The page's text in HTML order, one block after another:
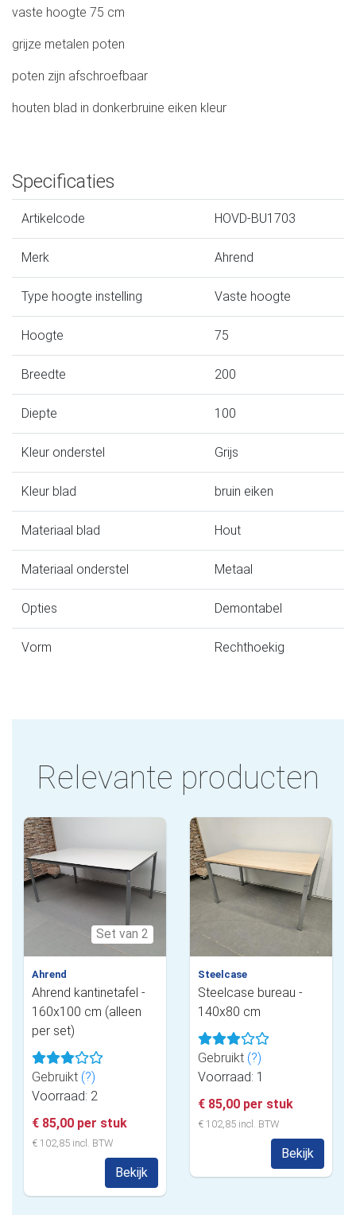
vaste hoogte 75 cm
grijze metalen poten
poten zijn afschroefbaar
houten blad in donkerbruine eiken kleur
Specificaties
Artikelcode HOVD-BU1703
Merk Ahrend
Type hoogte instelling Vaste hoogte
Hoogte 75
Breedte 200
Diepte 100
Kleur onderstel Grijs
Kleur blad bruin eiken
Materiaal blad Hout
Materiaal onderstel Metaal
Opties Demontabel
Vorm Rechthoekig
Relevante producten
Set van 2
Ahrend
Ahrend kantinetafel -
160x100 cm (alleen
per set)
Gebruikt (?)
Voorraad: 2
€ 85,00 per stuk
€ 102,85 incl. BTW
Bekijk
Steelcase
Steelcase bureau -
140x80 cm
Gebruikt (?)
Voorraad: 1
€ 85,00 per stuk
€ 102,85 incl. BTW
Bekijk